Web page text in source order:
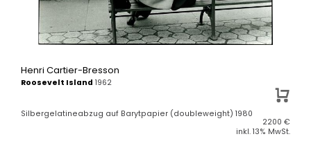
Henri Cartier-Bresson
Roosevelt Island 1962
Silbergelatineabzug auf Barytpapier (doubleweight) 1980
2200 €
inkl. 13% MwSt.